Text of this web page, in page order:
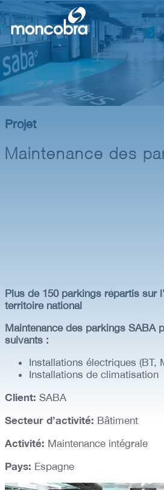
Projet
Maintenance des
Plus de 150 parkings répartis sur
territoire national
Maintenance des parkings SABA
suivants :
Installations électriques (BT,
Installations de climatisation
Client: SABA
Secteur d’activité: Bâtiment
Activité: Maintenance intégrale
Pays: Espagne